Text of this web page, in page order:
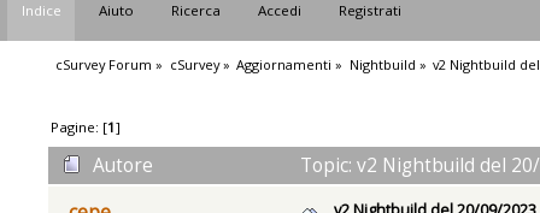
Indice Aiuto Ricerca Accedi Registrati
cSurvey Forum » cSurvey» Aggiornamenti » Nightbuild » v2 Nightbuild
Pagine: [1]
Autore
Topic: v2 Nightbuild del